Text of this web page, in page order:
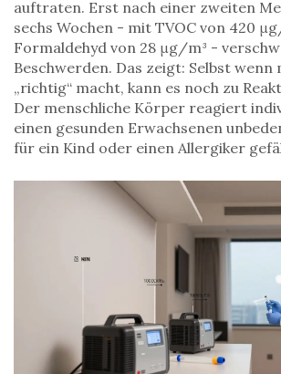
auftraten. Erst nach einer zweiten
sechs Wochen - mit TVOC von 420
Formaldehyd von 28 μg/m³ -
Beschwerden. Das zeigt: Selbst wenn
„richtig“ macht, kann es noch zu
Der menschliche Körper reagiert
einen gesunden Erwachsenen
für ein Kind oder einen Allergiker